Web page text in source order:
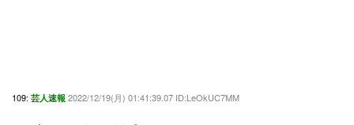
109: 芸人速報 2022/12/19(月) 01:41:39.07 ID:LeOkUC7MM